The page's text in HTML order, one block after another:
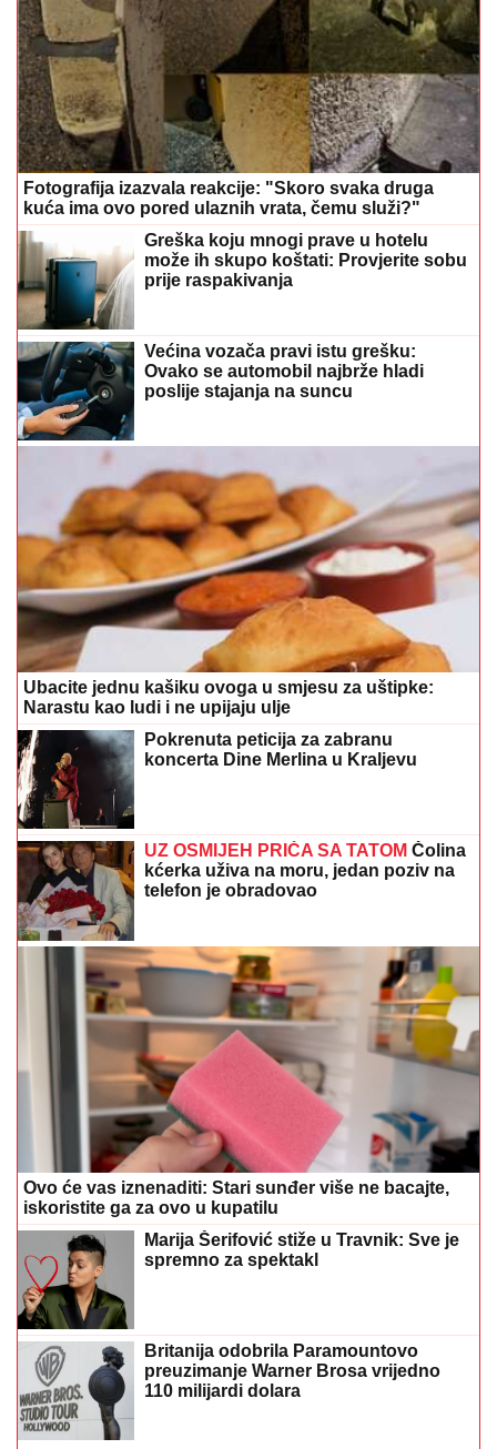
Fotografija izazvala reakcije: "Skoro svaka druga
kuća ima ovo pored ulaznih vrata, čemu služi?"
Greška koju mnogi prave u hotelu
može ih skupo koštati: Provjerite sobu
prije raspakivanja
Većina vozača pravi istu grešku:
Ovako se automobil najbrže hladi
poslije stajanja na suncu
Ubacite jednu kašiku ovoga u smjesu za uštipke:
Narastu kao ludi i ne upijaju ulje
Pokrenuta peticija za zabranu
koncerta Dine Merlina u Kraljevu
UZ OSMIJEH PRIČA SA TATOM Čolina
kćerka uživa na moru, jedan poziv na
telefon je obradovao
Ovo će vas iznenaditi: Stari sunđer više ne bacajte,
iskoristite ga za ovo u kupatilu
Marija Šerifović stiže u Travnik: Sve je
spremno za spektakl
Britanija odobrila Paramountovo
preuzimanje Warner Brosa vrijedno
110 milijardi dolara